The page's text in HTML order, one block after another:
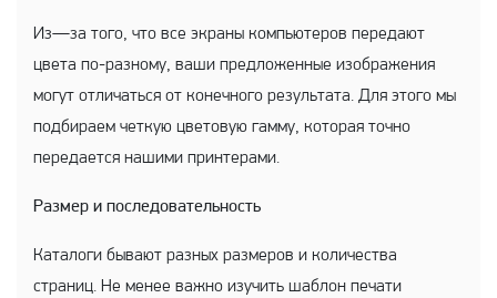
Из—за того, что все экраны компьютеров передают
цвета по-разному, ваши предложенные изображения
могут отличаться от конечного результата. Для этого мы
подбираем четкую цветовую гамму, которая точно
передается нашими принтерами.
Размер и последовательность
Каталоги бывают разных размеров и количества
страниц. Не менее важно изучить шаблон печати